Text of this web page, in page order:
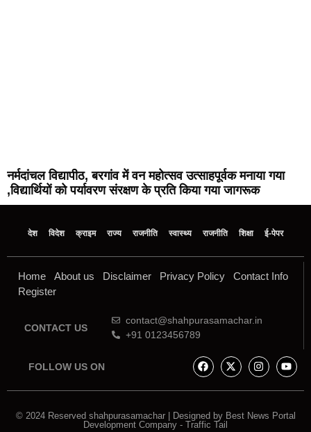
नर्मदांचल विद्यापीठ, बरगांव में वन महोत्सव उत्साहपूर्वक मनाया गया
,विद्यार्थियों को पर्यावरण संरक्षण के प्रति किया गया जागरूक
देश विदेश क्राइम राज्य राजनीति स्वास्थ्य राजनीति शिक्षा ई-पेपर
Home About us Disclaimer Privacy Policy
Contact Info
Register
CONTACT US
contact@shahpurasamachar.in
+91 0123456789
FOLLOW US ON
© 2024 Reserved shahpurasamachar | Designed by Best News Portal
Development Company - Traffic Tail